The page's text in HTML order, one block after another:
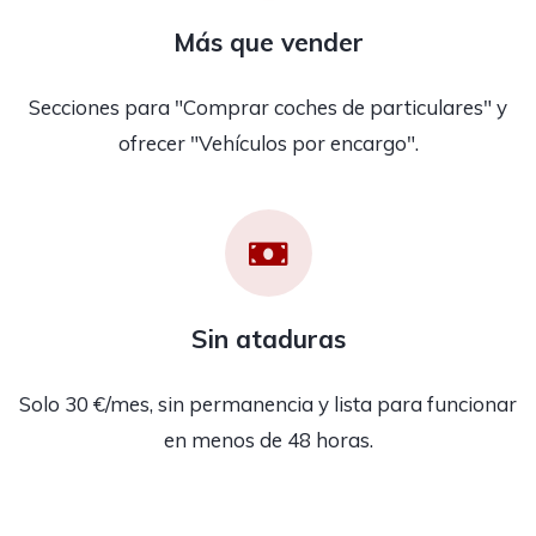
Más que vender
Secciones para "Comprar coches de particulares" y
ofrecer "Vehículos por encargo".
Sin ataduras
Solo 30 €/mes, sin permanencia y lista para funcionar
en menos de 48 horas.